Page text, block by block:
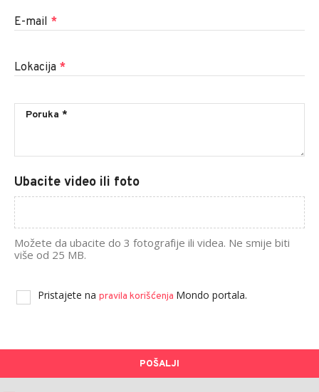
E-mail *
Lokacija *
Ubacite video ili foto
Možete da ubacite do 3 fotografije ili videa. Ne smije biti
više od 25 MB.
Pristajete na pravila korišćenja Mondo portala.
POŠALJI